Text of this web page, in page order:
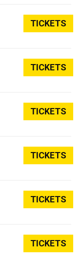
TICKETS
TICKETS
TICKETS
TICKETS
TICKETS
TICKETS